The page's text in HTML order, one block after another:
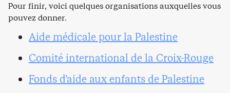
Pour finir, voici quelques organisations auxquelles vous
pouvez donner.
Aide médicale pour la Palestine
Comité international de la Croix-Rouge
Fonds d’aide aux enfants de Palestine